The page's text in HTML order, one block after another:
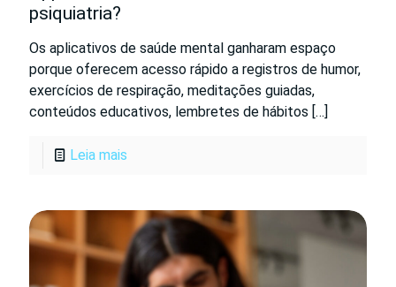
psiquiatria?
Os aplicativos de saúde mental ganharam espaço
porque oferecem acesso rápido a registros de humor,
exercícios de respiração, meditações guiadas,
conteúdos educativos, lembretes de hábitos […]
Leia mais